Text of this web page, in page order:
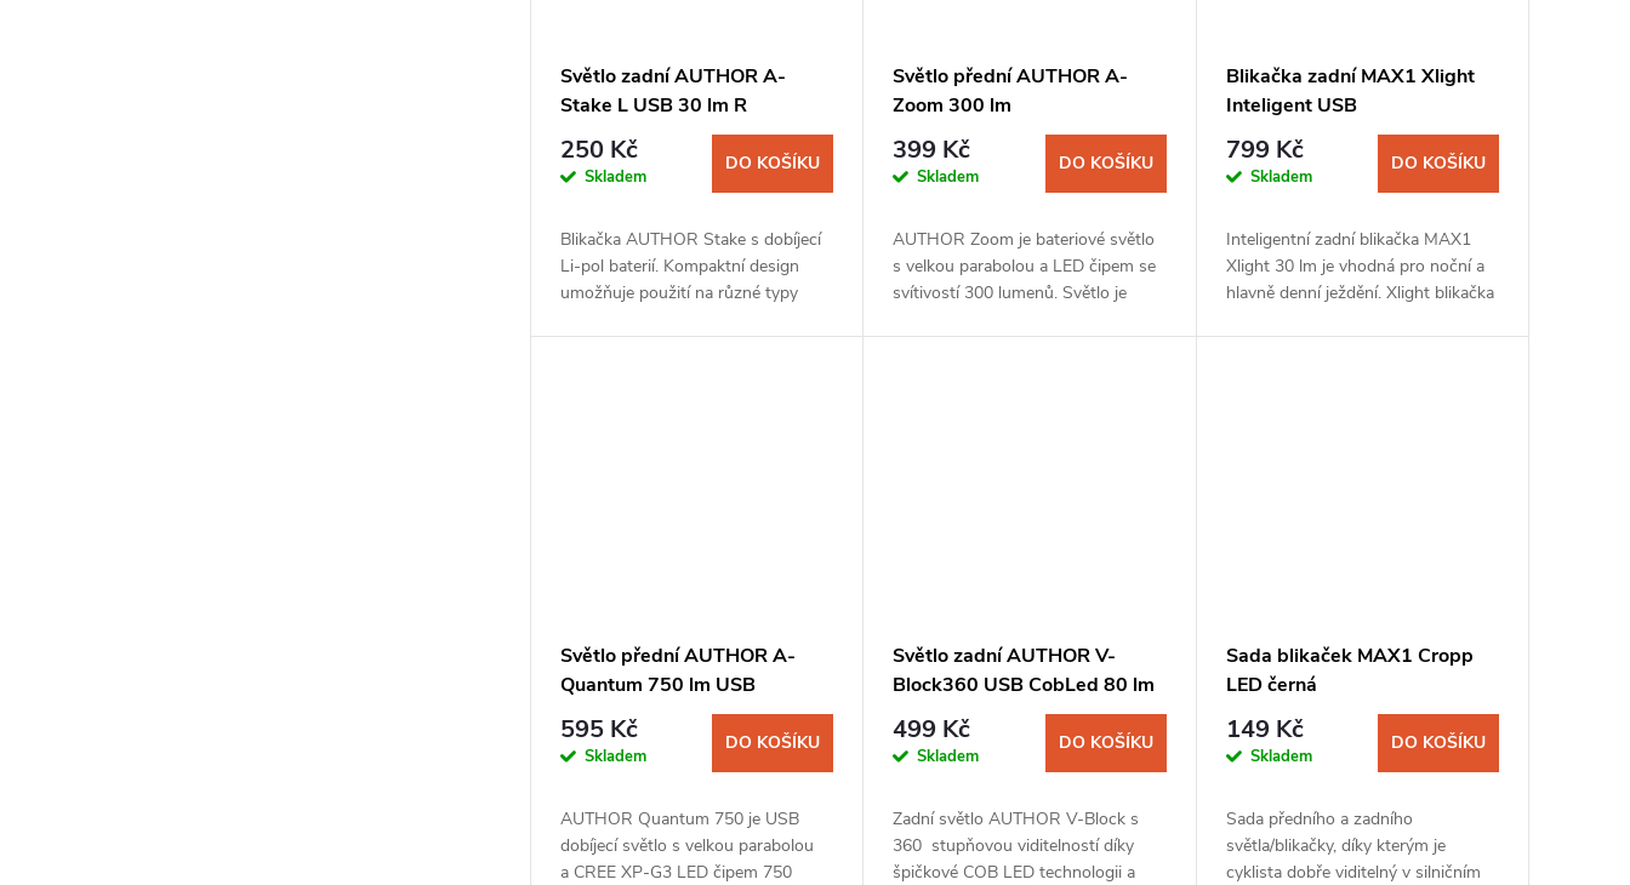
Světlo zadní AUTHOR A-
Stake L USB 30 lm R
250 Kč
Skladem
DO KOŠÍKU
Blikačka AUTHOR Stake s dobíjecí
Li-pol baterií. Kompaktní design
umožňuje použití na různé typy
Světlo přední AUTHOR A-
Zoom 300 lm
399 Kč
Skladem
DO KOŠÍKU
AUTHOR Zoom je bateriové světlo
s velkou parabolou a LED čipem se
svítivostí 300 lumenů. Světlo je
Blikačka zadní MAX1 Xlight
Inteligent USB
799 Kč
Skladem
DO KOŠÍKU
Inteligentní zadní blikačka MAX1
Xlight 30 lm je vhodná pro noční a
hlavně denní ježdění. Xlight blikačka
Světlo přední AUTHOR A-
Quantum 750 lm USB
595 Kč
Skladem
DO KOŠÍKU
AUTHOR Quantum 750 je USB
dobíjecí světlo s velkou parabolou
a CREE XP-G3 LED čipem 750
Světlo zadní AUTHOR V-
Block360 USB CobLed 80 lm
499 Kč
Skladem
DO KOŠÍKU
Zadní světlo AUTHOR V-Block s
360 stupňovou viditelností díky
špičkové COB LED technologii a
Sada blikaček MAX1 Cropp
LED černá
149 Kč
Skladem
DO KOŠÍKU
Sada předního a zadního
světla/blikačky, díky kterým je
cyklista dobře viditelný v silničním